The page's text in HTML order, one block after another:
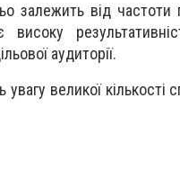
залежить від частоти
аудиторії.
великої кількості